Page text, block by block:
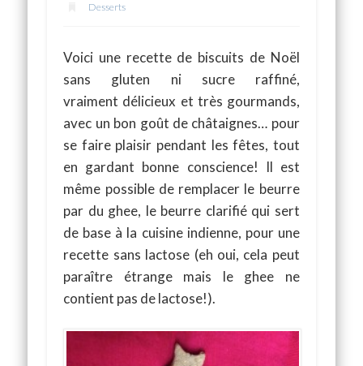
Desserts
Voici une recette de biscuits de Noël
sans gluten ni sucre raffiné,
vraiment délicieux et très gourmands,
avec un bon goût de châtaignes… pour
se faire plaisir pendant les fêtes, tout
en gardant bonne conscience! Il est
même possible de remplacer le beurre
par du ghee, le beurre clarifié qui sert
de base à la cuisine indienne, pour une
recette sans lactose (eh oui, cela peut
paraître étrange mais le ghee ne
contient pas de lactose!).